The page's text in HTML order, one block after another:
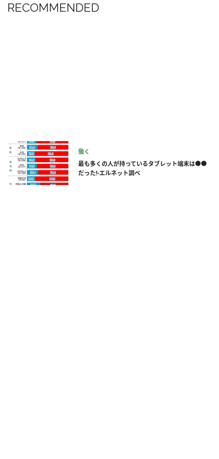
RECOMMENDED
働く
最も多くの人が持っているタブレット端末は●●
だった!-エルネット調べ